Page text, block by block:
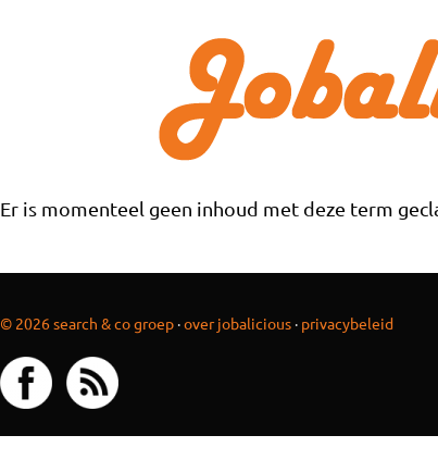
Er is momenteel geen inhoud met deze term
© 2026 search & co groep·over jobalicious· privacybeleid